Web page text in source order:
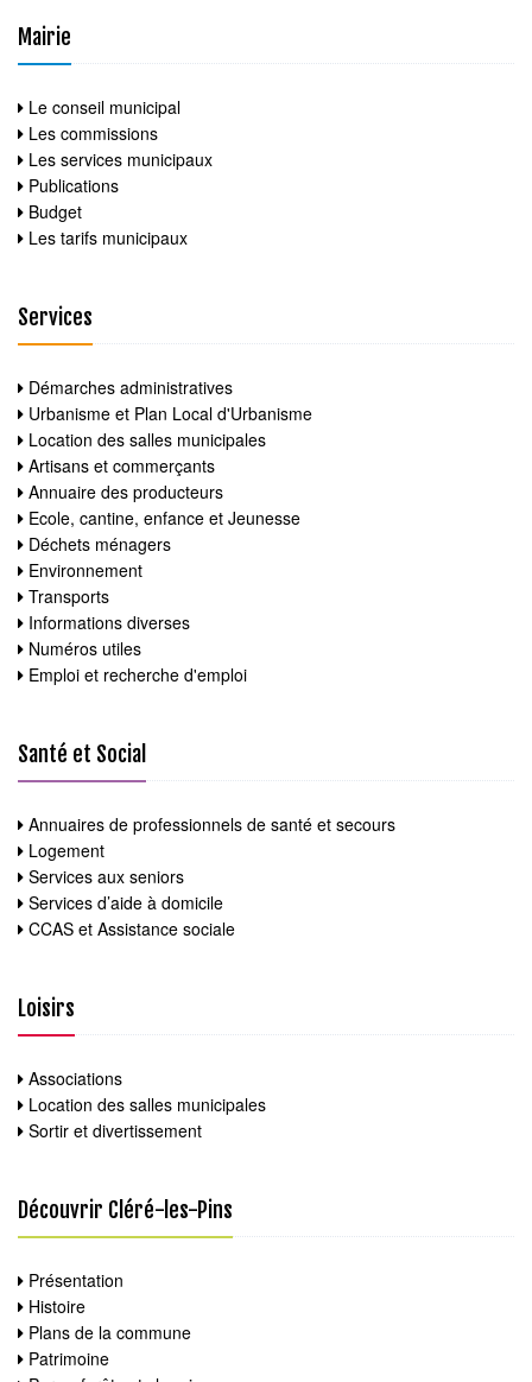
Mairie
Le conseil municipal
Les commissions
Les services municipaux
Publications
Budget
Les tarifs municipaux
Services
Démarches administratives
Urbanisme et Plan Local d'Urbanisme
Location des salles municipales
Artisans et commerçants
Annuaire des producteurs
Ecole, cantine, enfance et Jeunesse
Déchets ménagers
Environnement
Transports
Informations diverses
Numéros utiles
Emploi et recherche d'emploi
Santé et Social
Annuaires de professionnels de santé et secours
Logement
Services aux seniors
Services d’aide à domicile
CCAS et Assistance sociale
Loisirs
Associations
Location des salles municipales
Sortir et divertissement
Découvrir Cléré-les-Pins
Présentation
Histoire
Plans de la commune
Patrimoine